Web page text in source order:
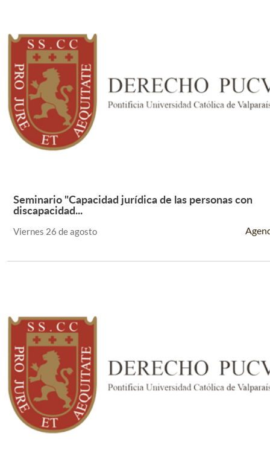
Leer Más +
Seminario "Capacidad jurídica de las personas con
discapacidad...
Viernes 26 de agosto